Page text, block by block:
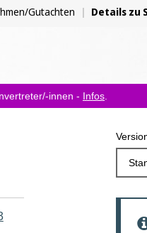
Gutachten Details zu
innen - Infos